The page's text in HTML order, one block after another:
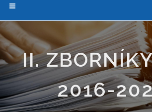
II.
2016-